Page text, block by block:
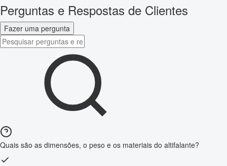
Perguntas e Respostas de Clientes
Fazer uma pergunta
Quais são as dimensões, o peso e os materiais do altifalante?